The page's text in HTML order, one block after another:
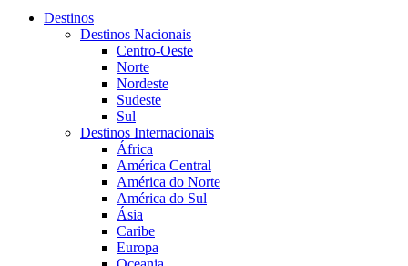
Destinos
Destinos Nacionais
Centro-Oeste
Norte
Nordeste
Sudeste
Sul
Destinos Internacionais
África
América Central
América do Norte
América do Sul
Ásia
Caribe
Europa